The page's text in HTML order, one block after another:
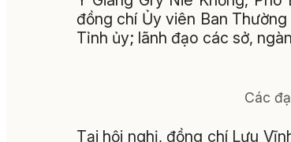
đồng chí Ủy viên Ban
Tỉnh ủy; lãnh đạo các sở,
Các
Tại hội nghị, đồng chí Lưu